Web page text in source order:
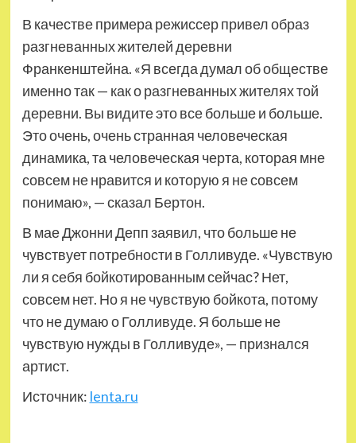
В качестве примера режиссер привел образ
разгневанных жителей деревни
Франкенштейна. «Я всегда думал об обществе
именно так — как о разгневанных жителях той
деревни. Вы видите это все больше и больше.
Это очень, очень странная человеческая
динамика, та человеческая черта, которая мне
совсем не нравится и которую я не совсем
понимаю», — сказал Бертон.
В мае Джонни Депп заявил, что больше не
чувствует потребности в Голливуде. «Чувствую
ли я себя бойкотированным сейчас? Нет,
совсем нет. Но я не чувствую бойкота, потому
что не думаю о Голливуде. Я больше не
чувствую нужды в Голливуде», — признался
артист.
Источник: lenta.ru